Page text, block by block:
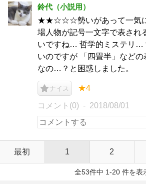
鈴代（小説用）
★★☆☆☆勢いがあって一気に
場人物が記号一文字で表され
いですね… 哲学的ミステリ…
いのですが 「四畳半」など
なの…？と困惑しました。
ナイス ★4
コメント(0) 2018/08/01
最初 1 2
全53件中 1-20 件を表